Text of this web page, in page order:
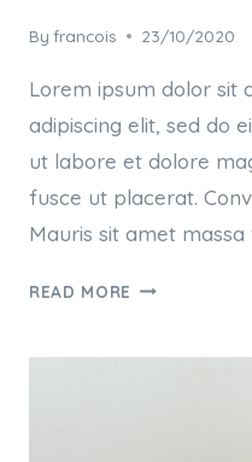
By francois 23/10/2020
Lorem ipsum dolor sit
adipiscing elit, sed do
ut labore et dolore
fusce ut placerat.
Mauris sit amet massa
READ MORE NEMO